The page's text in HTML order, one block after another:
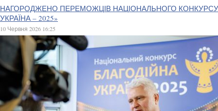
НАГОРОДЖЕНО ПЕРЕМОЖЦІВ НАЦІОНАЛЬНОГО КОНКУРСУ
УКРАЇНА – 2025»
10 Червня 2026 16:25